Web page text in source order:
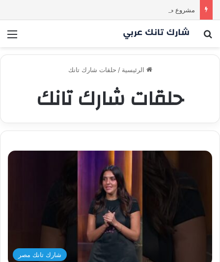
بحث عن
الرئيسية / حلقات شارك تانك
حلقات شارك تانك
شارك تانك مصر